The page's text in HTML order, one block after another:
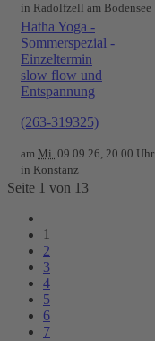
in Radolfzell am Bodensee
Hatha Yoga -
Sommerspezial -
Einzeltermin
slow flow und
Entspannung
(263-319325)
am Mi. 09.09.26, 20.00 Uhr
in Konstanz
Seite 1 von 13
1
2
3
4
5
6
7